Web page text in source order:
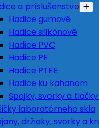
a príslušenstvo
Hadice gumové
Hadice silikónové
Hadice PVC
Hadice PE
Hadice PTFE
Hadice ku kahanom
Spojky, svorky a
laboratórneho skla
držiaky, svorky a